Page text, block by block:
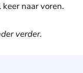
naar voren.
verder.